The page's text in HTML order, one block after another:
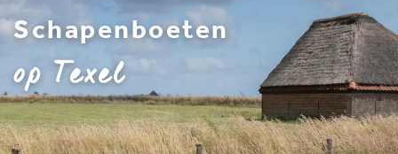
Schapenboeten
op Texel